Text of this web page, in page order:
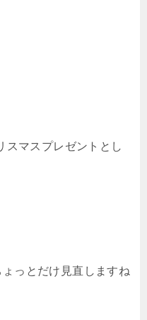
スマスプレゼントとし
っとだけ見直しますね